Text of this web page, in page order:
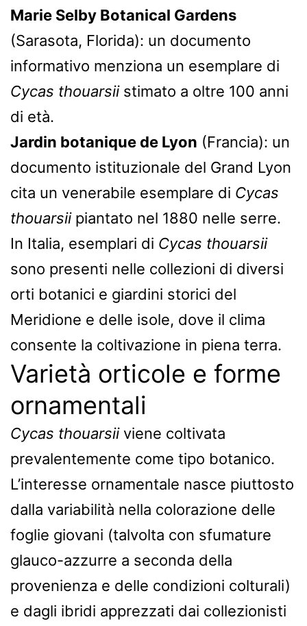
Marie Selby Botanical Gardens
(Sarasota, Florida): un documento
informativo menziona un esemplare di
Cycas thouarsiistimato a oltre 100 anni
di età.
Jardin botanique de Lyon (Francia): un
documento istituzionale del Grand Lyon
cita un venerabile esemplare di Cycas
thouarsiipiantato nel 1880 nelle serre.
In Italia, esemplari di Cycas thouarsii
sono presenti nelle collezioni di diversi
orti botanici e giardini storici del
Meridione e delle isole, dove il clima
consente la coltivazione in piena terra.
Varietà orticole e forme
ornamentali
Cycas thouarsiiviene coltivata
prevalentemente come tipo botanico.
L’interesse ornamentale nasce piuttosto
dalla variabilità nella colorazione delle
foglie giovani (talvolta con sfumature
glauco-azzurre a seconda della
provenienza e delle condizioni colturali)
e dagli ibridi apprezzati dai collezionisti